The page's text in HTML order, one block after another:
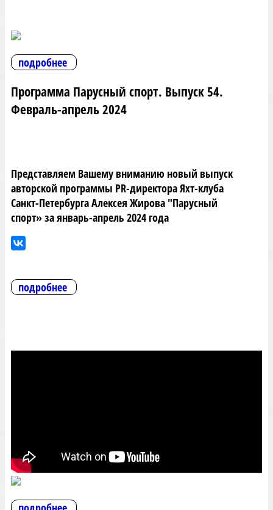
подробнее
Программа Парусный спорт. Выпуск 54.
Февраль-апрель 2024
Представляем Вашему вниманию новый выпуск
авторской программы PR-директора Яхт-клуба
Санкт-Петербурга Алексея Жирова "Парусный
спорт» за январь-апрель 2024 года
подробнее